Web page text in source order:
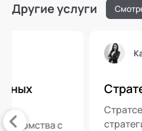
Другие услуги
Карина Конорева
Стратегическая
Стратсессия с
стратегия - Бизнес на